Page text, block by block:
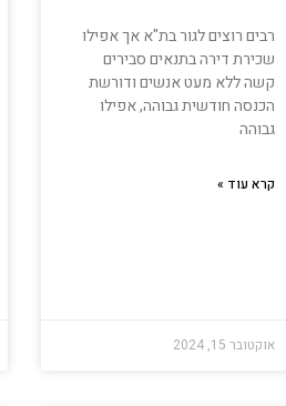
רבים רוצים לגור בת"א אך אפילו
שכירת דירה בתנאים סבירים
קשה ללא מעט אנשים ודורשת
הכנסה חודשית גבוהה, אפילו
גבוהה
קרא עוד »
אוקטובר 15, 2024